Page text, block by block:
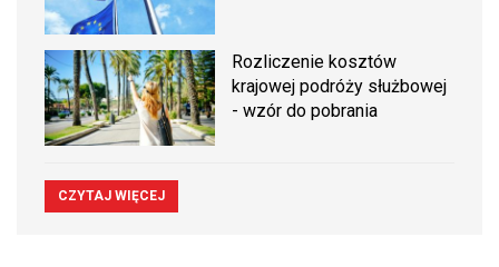
Rozliczenie kosztów
krajowej podróży służbowej
- wzór do pobrania
CZYTAJ WIĘCEJ